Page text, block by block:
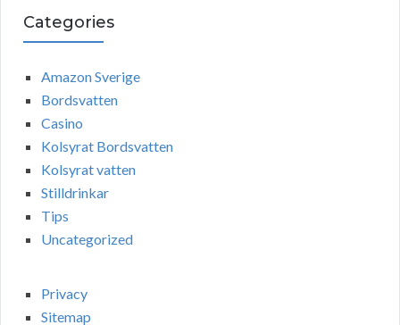
Categories
Amazon Sverige
Bordsvatten
Casino
Kolsyrat Bordsvatten
Kolsyrat vatten
Stilldrinkar
Tips
Uncategorized
Privacy
Sitemap